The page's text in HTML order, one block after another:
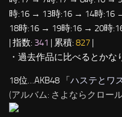
時:16 → 13時:16 → 14時:16
18時:16 → 19時:16 → 20時
| 指数: 341 | 累積: 827 |
・過去作品に比べるとかな
18位…AKB48 「ハステとワ
(アルバム: さよならクロー